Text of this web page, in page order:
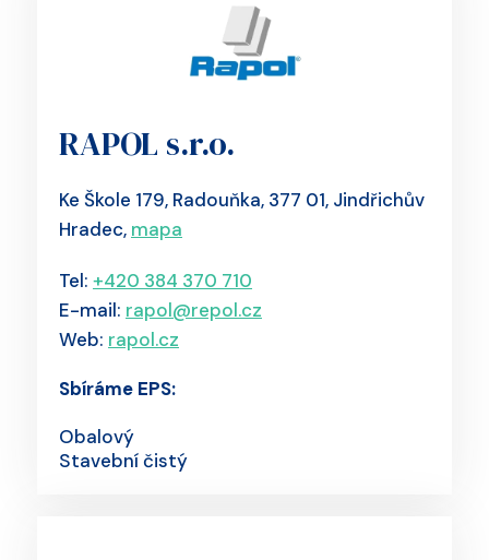
RAPOL s.r.o.
Ke Škole 179, Radouňka, 377 01, Jindřichův
Hradec, mapa
Tel: +420 384 370 710
E-mail: rapol@repol.cz
Web: rapol.cz
Sbíráme EPS:
Obalový
Stavební čistý